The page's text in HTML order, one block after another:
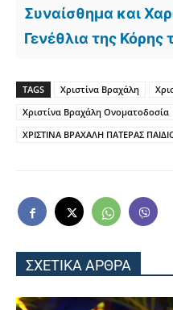
Συναίσθημα και
Γενέθλια της Κόρης
TAGS Χριστίνα Βραχάλη
Χριστίνα Βραχάλη Ονοματοδοσία
ΧΡΙΣΤΙΝΑ ΒΡΑΧΑΛΗ ΠΑΤΕΡΑΣ
ΣΧΕΤΙΚΑ ΑΡΘΡΑ